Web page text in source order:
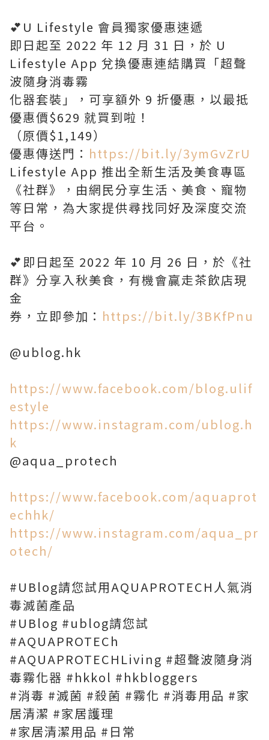
💕U Lifestyle 會員獨家優惠速遞
即日起至 2022 年 12 月 31 日，於 U
Lifestyle App 兌換優惠連結購買「超聲
波隨身消毒霧
化器套裝」，可享額外 9 折優惠，以最抵
優惠價$629 就買到啦！
（原價$1,149）
優惠傳送門： https://bit.ly/3ymGvZrU
Lifestyle App 推出全新生活及美食專區
《社群》，由網民分享生活、美食、寵物
等日常，為大家提供尋找同好及深度交流
平台。
💕即日起至 2022 年 10 月 26 日，於《社
群》分享入秋美食，有機會贏走茶飲店現
金
券，立即參加： https://bit.ly/3BKfPnu
@ublog.hk
https://www.facebook.com/blog.ulif
estyle
https://www.instagram.com/ublog.h
k
@aqua_protech
https://www.facebook.com/aquaprot
echhk/
https://www.instagram.com/aqua_pr
otech/
#UBlog請您試用AQUAPROTECH人氣消
毒滅菌產品
#UBlog #ublog請您試
#AQUAPROTECh
#AQUAPROTECHLiving #超聲波隨身消
毒霧化器 #hkkol #hkbloggers
#消毒 #滅菌 #殺菌 #霧化 #消毒用品 #家
居清潔 #家居護理
#家居清潔用品 #日常